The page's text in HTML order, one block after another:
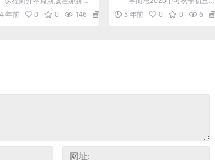
语法课程)百度网盘下载
语1册零基础自学视频教程合
由新东方 霍娜 老...
4 年前 0 0 146
（5.03G高清视频）百度
网盘分享
巧荣英语直播目标班，百度网盘
分享中考吴巧荣英语5...
5 年前 0 0 6